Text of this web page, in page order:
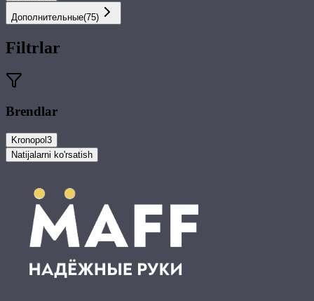
Дополнительные(75)
Filtrlar
Brendlar
Kronopol 3
Natijalarni ko'rsatish